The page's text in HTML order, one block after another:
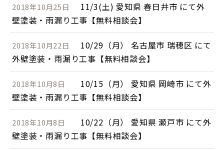
2018年10月25日
11/3(土) 愛知県 春日井市 にて外
壁塗装・雨漏り工事【無料相談会】
2018年10月22日
10/29（月） 名古屋市 瑞穂区 にて
外壁塗装・雨漏り工事【無料相談会】
2018年10月8日
10/15（月） 愛知県 岡崎市 にて外
壁塗装・雨漏り工事【無料相談会】
2018年10月8日
10/22（月） 愛知県 瀬戸市 にて外
壁塗装・雨漏り工事【無料相談会】